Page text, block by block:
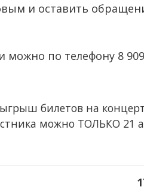
и оставить
можно по телефону 8
билетов на
можно ТОЛЬКО 21